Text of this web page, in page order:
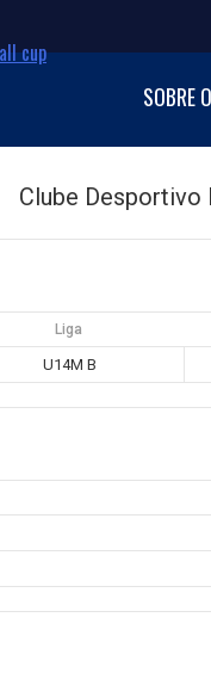
ALGARVE
Torneio SOBRE
Clube Desportivo
Liga
U14M B